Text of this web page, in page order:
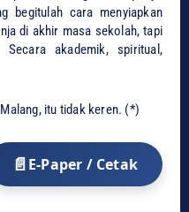
begitulah cara menyiapkan
di akhir masa sekolah, tapi
akademik, spiritual,
itu tidak keren. (*)
E-Paper / Cetak